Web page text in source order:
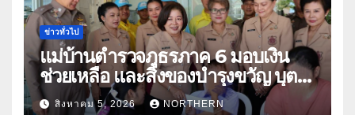
ข่าวทั่วไป
แม่บ้านตำรวจภูธรภาค 6 มอบเงิน
ช่วยเหลือ และสิ่งของบำรุงขวัญ บุตร-
ธิดา ข้าราชการตำรวจจังหวัด
สิงหาคม 5, 2026 NORTHERN